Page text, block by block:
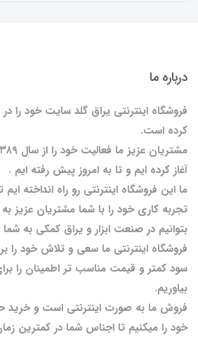
درباره ما
کرده است.
آغاز کرده ایم و تا به امروز پیش رفته ایم .
ما این فروشگاه اینترنتی رو راه انداخته
تجربه کاری خود را با شما مشتریان عزیز
بتوانیم در صنعت ابزار و یراق کمکی به شما
فروشگاه اینترنتی ما سعی و تلاش خود را
سود کمتر و قیمت مناسب تر اطمینان را
بیاوریم.
فروش ما به صورت اینترنتی است و خرید
خود را میکنیم تا اجناس شما در کمترین